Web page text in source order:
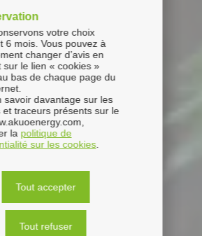
votre choix
6 mois. Vous pouvez à
changer d’avis en
sur le lien « cookies »
bas de chaque page du
savoir davantage sur les
et traceurs présents sur le
la politique de
sur les cookies.
Tout accepter
Tout refuser